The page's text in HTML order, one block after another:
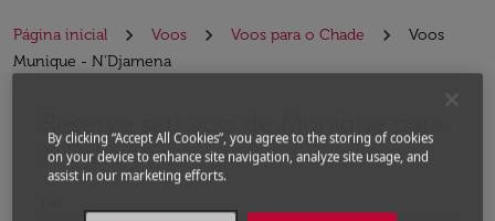
Página inicial Voos Voos para o Chade
Voos
Munique - N'Djamena
Reserve seu voo de Munique para
N'Djamena
By clicking “Accept All Cookies”, you agree to the storing of cookies
on your device to enhance site navigation, analyze site usage, and
assist in our marketing efforts.